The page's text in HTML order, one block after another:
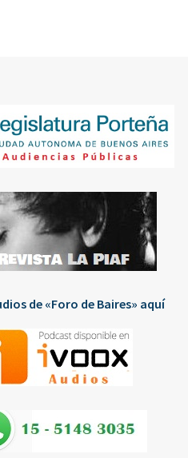
de «Foro de Baires» aquí